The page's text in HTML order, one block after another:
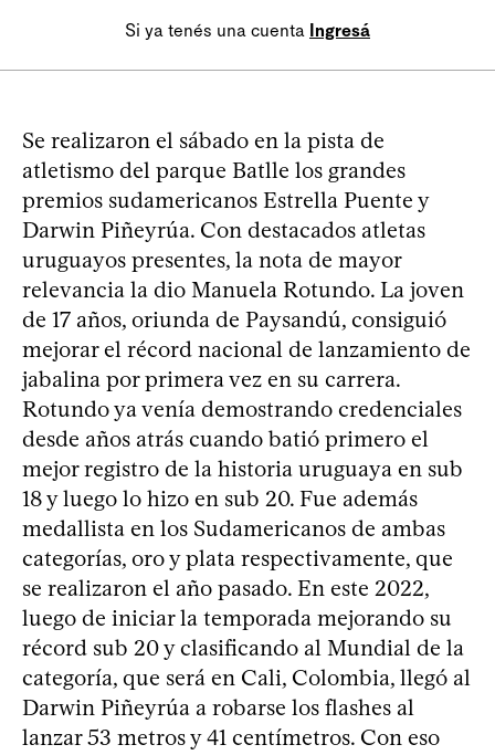
Si ya tenés una cuenta Ingresá
Se realizaron el sábado en la pista de
atletismo del parque Batlle los grandes
premios sudamericanos Estrella Puente y
Darwin Piñeyrúa. Con destacados atletas
uruguayos presentes, la nota de mayor
relevancia la dio Manuela Rotundo. La joven
de 17 años, oriunda de Paysandú, consiguió
mejorar el récord nacional de lanzamiento de
jabalina por primera vez en su carrera.
Rotundo ya venía demostrando credenciales
desde años atrás cuando batió primero el
mejor registro de la historia uruguaya en sub
18 y luego lo hizo en sub 20. Fue además
medallista en los Sudamericanos de ambas
categorías, oro y plata respectivamente, que
se realizaron el año pasado. En este 2022,
luego de iniciar la temporada mejorando su
récord sub 20 y clasificando al Mundial de la
categoría, que será en Cali, Colombia, llegó al
Darwin Piñeyrúa a robarse los flashes al
lanzar 53 metros y 41 centímetros. Con eso